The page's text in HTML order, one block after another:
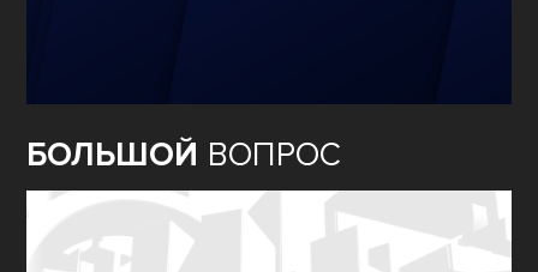
БОЛЬШОЙ ВОПРОС